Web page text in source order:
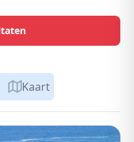
Kaart